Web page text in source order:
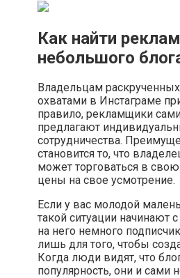
Как найти
небольшого
Владельцам
охватами в Инстаграме
правило, рекламщики
предлагают
сотрудничества.
становится то, что
может торговаться в
цены на свое усмотрение.
Если у вас молодой
такой ситуации начинают
на него немного
лишь для того, чтобы
Когда люди видят, что
популярность, они и сами